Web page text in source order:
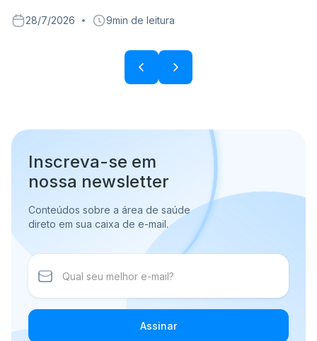
28/7/2026 9min de leitura
Inscreva-se em
nossa newsletter
Conteúdos sobre a área de saúde
direto em sua caixa de e-mail.
Assinar